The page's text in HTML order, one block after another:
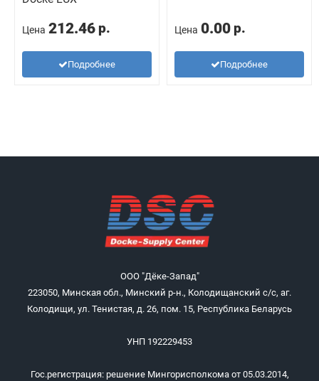
Цена 212.46 р.
Подробнее
Цена 0.00 р.
Подробнее
ООО "Дёке-Запад"
223050, Минская обл., Минский р-н., Колодищанский с/с, аг.
Колодищи, ул. Тенистая, д. 26, пом. 15, Республика Беларусь
УНП 192229453
Гос.регистрация: решение Мингорисполкома от 05.03.2014,